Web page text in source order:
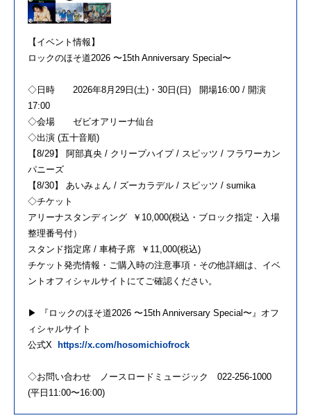
【イベント情報】
ロックのほそ道2026 〜15th Anniversary Special〜
◇日時 2026年8月29日(土)・30日(日) 開場16:00 / 開演
17:00
◇会場 ゼビオアリーナ仙台
◇出演 (五十音順)
【8/29】 阿部真央 / クリープハイプ / スピッツ / フラワーカン
パニーズ
【8/30】 あいみょん / ズーカラデル / スピッツ / sumika
◇チケット
アリーナスタンディング ￥10,000(税込・ブロック指定・入場
整理番号付）
スタンド指定席 / 車椅子席 ￥11,000(税込)
チケット発売情報・ご購入時の注意事項・その他詳細は、イベ
ントオフィシャルサイトにてご確認ください。
▶︎ 『ロックのほそ道2026 〜15th Anniversary Special〜』オフ
ィシャルサイト
公式X
https://x.com/hosomichiofrock
◇お問い合わせ ノースロードミュージック 022-256-1000
(平日11:00〜16:00)